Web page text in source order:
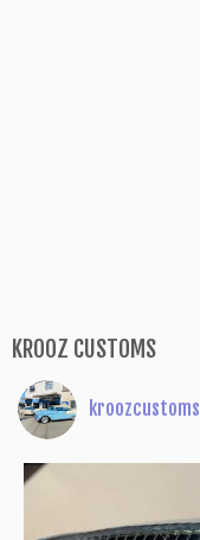
KROOZ CUSTOMS
kroozcustoms